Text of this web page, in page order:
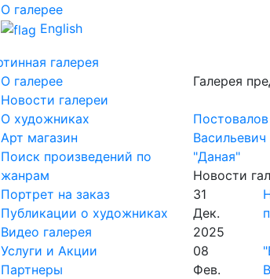
О галерее
English
О галерее
Новости галереи
О художниках
Арт магазин
Поиск произведений по
жанрам
Портрет на заказ
Публикации о художниках
Видео галерея
Услуги и Акции
Партнеры
Галерея
"Даная"
Новости
31
Дек.
2025
08
Фев.